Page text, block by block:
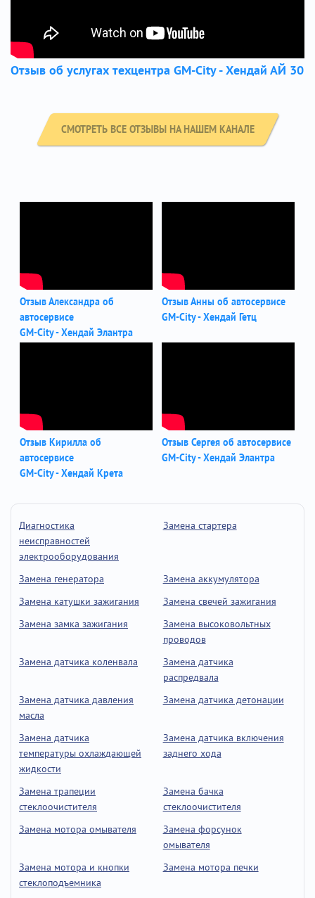
Отзыв об услугах техцентра GM-City - Хендай АЙ 30
СМОТРЕТЬ ВСЕ ОТЗЫВЫ НА НАШЕМ КАНАЛЕ
Отзыв Александра об
автосервисе
GM-City - Хендай Элантра
Отзыв Анны об автосервисе
GM-City - Хендай Гетц
Отзыв Кирилла об
автосервисе
GM-City - Хендай Крета
Отзыв Сергея об автосервисе
GM-City - Хендай Элантра
Диагностика
неисправностей
электрооборудования
Замена стартера
Замена генератора
Замена аккумулятора
Замена катушки зажигания
Замена свечей зажигания
Замена замка зажигания
Замена высоковольтных
проводов
Замена датчика коленвала
Замена датчика
распредвала
Замена датчика давления
масла
Замена датчика детонации
Замена датчика
температуры охлаждающей
жидкости
Замена датчика включения
заднего хода
Замена трапеции
стеклоочистителя
Замена бачка
стеклоочистителя
Замена мотора омывателя
Замена форсунок
омывателя
Замена мотора и кнопки
стеклоподъемника
Замена мотора печки